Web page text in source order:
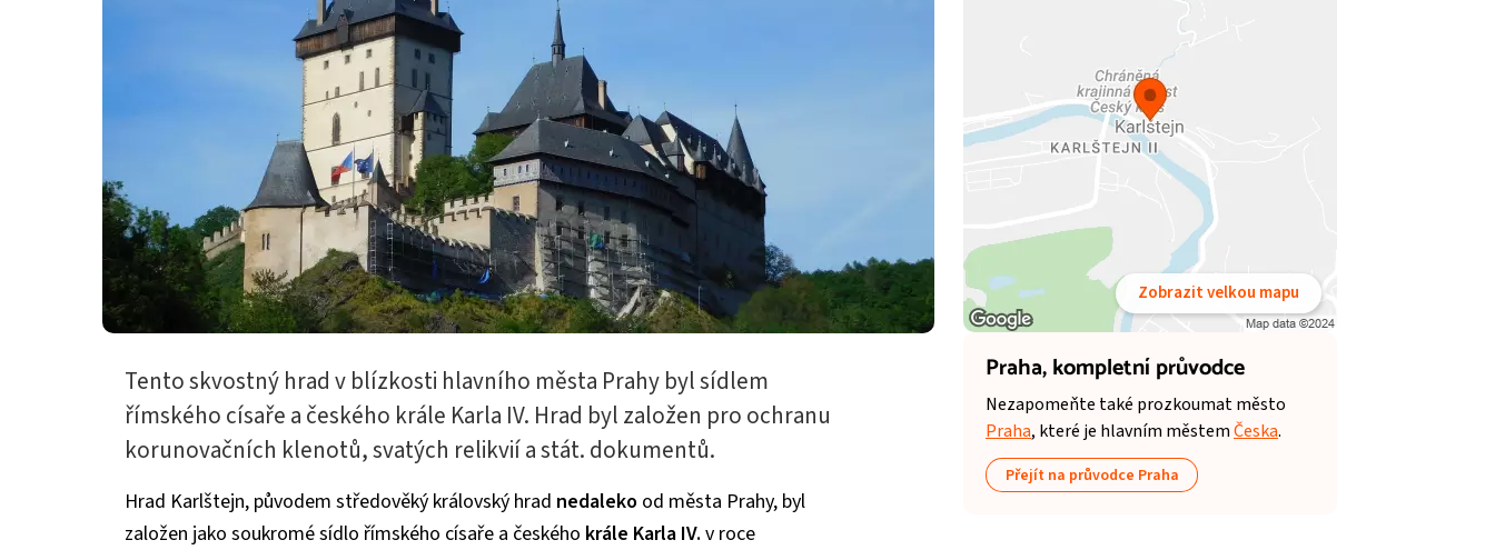
Tento skvostný hrad v blízkosti hlavního města Prahy byl sídlem
římského císaře a českého krále Karla IV. Hrad byl založen pro ochranu
korunovačních klenotů, svatých relikvií a stát. dokumentů.
Hrad Karlštejn, původem středověký královský hrad nedaleko od města Prahy, byl
založen jako soukromé sídlo římského císaře a českého krále Karla IV. v roce
Zobrazit velkou mapu
Praha,kompletní průvodce
Nezapomeňte také prozkoumat město
Praha, které je hlavním městemČeska.
Přejít na průvodce Praha